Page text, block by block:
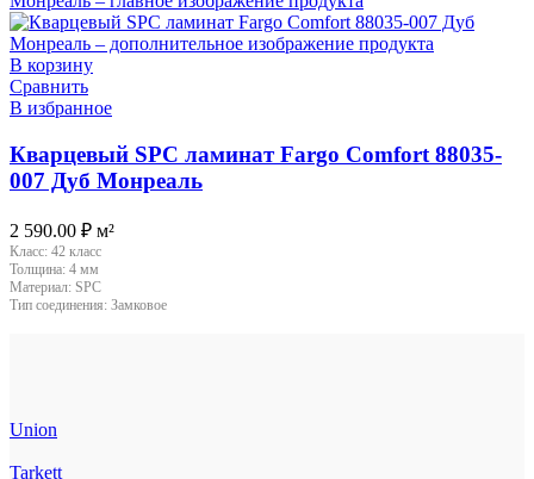
В корзину
Сравнить
В избранное
Кварцевый SPC ламинат Fargo Comfort 88035-
007 Дуб Монреаль
2 590.00 ₽ м²
Класс: 42 класс
Толщина: 4 мм
Материал: SPC
Тип соединения: Замковое
Union
Tarkett